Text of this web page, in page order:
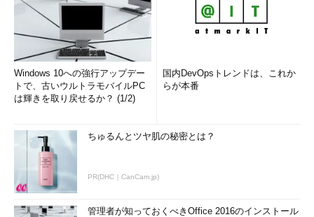
Windows 10への強行アップデー
トで、古いウルトラモバイルPC
は輝きを取り戻せるか？ (1/2)
国内DevOpsトレンドは、これか
らが本番
ちゅるんとツヤ肌の秘密とは？
PR(DHC｜CanCam.jp)
管理者が知っておくべきOffice 2016のインストール